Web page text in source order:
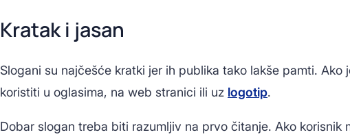
Kratak i jasan
Slogani su najčešće kratki jer ih publika tako lakše pamti. Ako
koristiti u oglasima, na web stranici ili uz logotip.
Dobar slogan treba biti razumljiv na prvo čitanje. Ako korisnik